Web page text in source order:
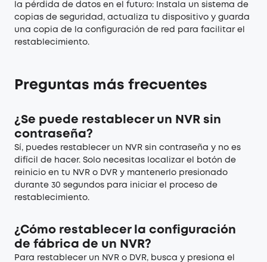
la pérdida de datos en el futuro: Instala un sistema de
copias de seguridad, actualiza tu dispositivo y guarda
una copia de la configuración de red para facilitar el
restablecimiento.
Preguntas más frecuentes
¿Se puede restablecer un NVR sin
contraseña?
Sí, puedes restablecer un NVR sin contraseña y no es
difícil de hacer. Solo necesitas localizar el botón de
reinicio en tu NVR o DVR y mantenerlo presionado
durante 30 segundos para iniciar el proceso de
restablecimiento.
¿Cómo restablecer la configuración
de fábrica de un NVR?
Para restablecer un NVR o DVR, busca y presiona el